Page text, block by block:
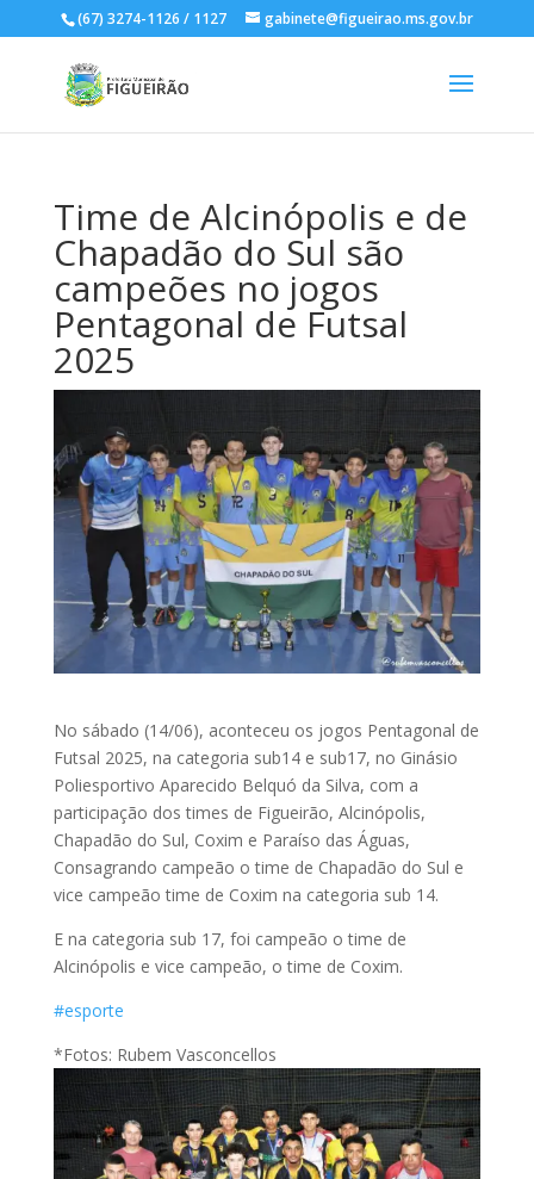
(67) 3274-1126 / 1127 gabinete@figueirao.ms.gov.br
Time de Alcinópolis e de
Chapadão do Sul são
campeões no jogos
Pentagonal de Futsal
2025
No sábado (14/06), aconteceu os jogos Pentagonal de
Futsal 2025, na categoria sub14 e sub17, no Ginásio
Poliesportivo Aparecido Belquó da Silva, com a
participação dos times de Figueirão, Alcinópolis,
Chapadão do Sul, Coxim e Paraíso das Águas,
Consagrando campeão o time de Chapadão do Sul e
vice campeão time de Coxim na categoria sub 14.
E na categoria sub 17, foi campeão o time de
Alcinópolis e vice campeão, o time de Coxim.
#esporte
*Fotos: Rubem Vasconcellos